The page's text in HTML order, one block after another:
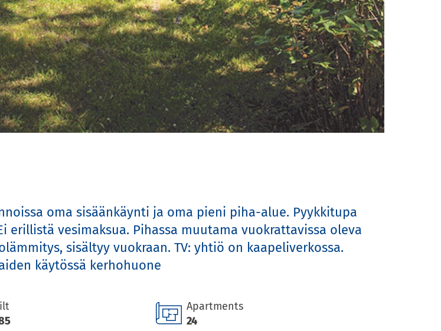
oma sisäänkäynti ja oma pieni piha-alue. Pyykkitupa
erillistä vesimaksua. Pihassa muutama vuokrattavissa oleva
sisältyy vuokraan. TV: yhtiö on kaapeliverkossa.
käytössä kerhohuone
Apartments
24